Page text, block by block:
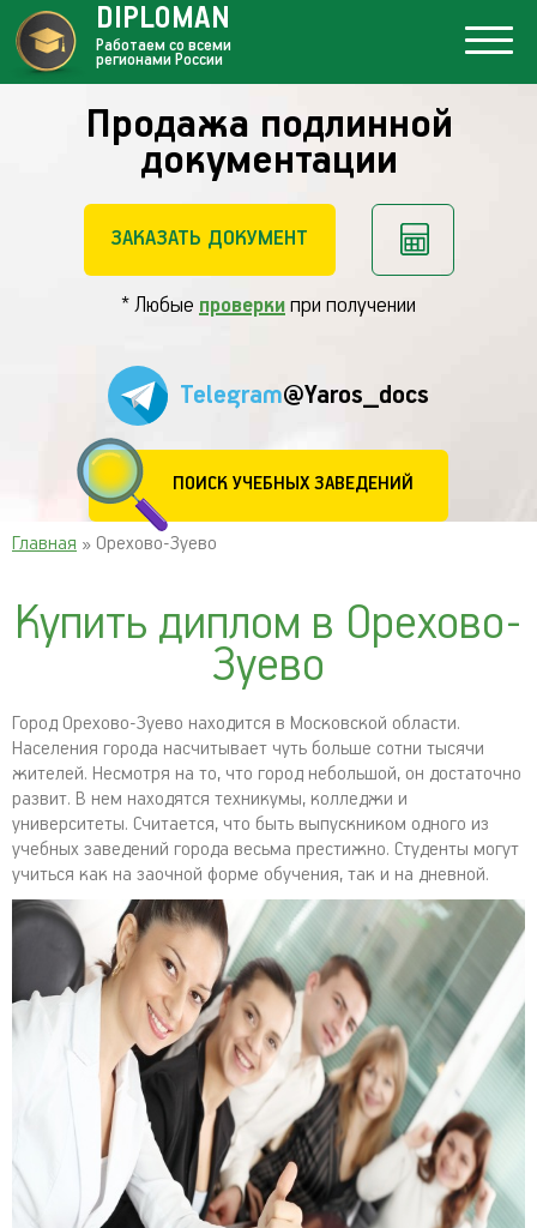
Продажа подлинной
документации
ЗАКАЗАТЬ ДОКУМЕНТ
* Любые проверки при получении
Telegram@Yaros_docs
ПОИСК УЧЕБНЫХ ЗАВЕДЕНИЙ
DIPLOMAN
Работаем со всеми
регионами России
Главная » Орехово-Зуево
Купить диплом в Орехово-
Зуево
Город Орехово-Зуево находится в Московской области.
Населения города насчитывает чуть больше сотни тысячи
жителей. Несмотря на то, что город небольшой, он достаточно
развит. В нем находятся техникумы, колледжи и
университеты. Считается, что быть выпускником одного из
учебных заведений города весьма престижно. Студенты могут
учиться как на заочной форме обучения, так и на дневной.